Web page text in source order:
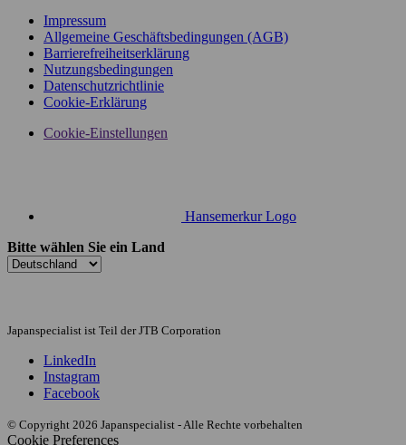
Impressum
Allgemeine Geschäftsbedingungen (AGB)
Barrierefreiheitserklärung
Nutzungsbedingungen
Datenschutzrichtlinie
Cookie-Erklärung
Cookie-Einstellungen
Hansemerkur Logo
Bitte wählen Sie ein Land
Japanspecialist ist Teil der JTB Corporation
LinkedIn
Instagram
Facebook
© Copyright 2026 Japanspecialist - Alle Rechte vorbehalten
Cookie Preferences